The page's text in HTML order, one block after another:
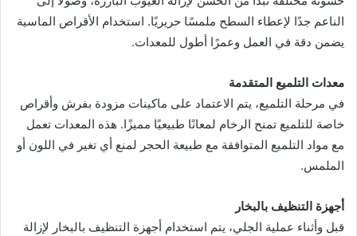
الناعم جدًا لإعطاء السطح ملمسًا حريريًا. استخدام الأقراص الماسية
يضمن دقة في العمل وعمرًا أطول للمعدات.
معدات التلميع المتقدمة
في مرحلة التلميع، يتم الاعتماد على ماكينات مزودة بفرش وأقراص
خاصة للتلميع تمنح الرخام لمعانًا طبيعيًا مميزًا. هذه المعدات تعمل
مع مواد التلميع المتوافقة مع طبيعة الحجر لمنع أي تغير في اللون أو
الملمس.
أجهزة التنظيف بالبخار
قبل وأثناء عملية الجلي، يتم استخدام أجهزة التنظيف بالبخار لإزالة